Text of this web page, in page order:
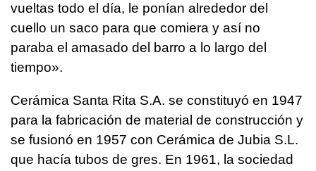
vueltas todo el día, le ponían alrededor del
cuello un saco para que comiera y así no
paraba el amasado del barro a lo largo del
tiempo».
Cerámica Santa Rita S.A. se constituyó en 1947
para la fabricación de material de construcción y
se fusionó en 1957 con Cerámica de Jubia S.L.
que hacía tubos de gres. En 1961, la sociedad